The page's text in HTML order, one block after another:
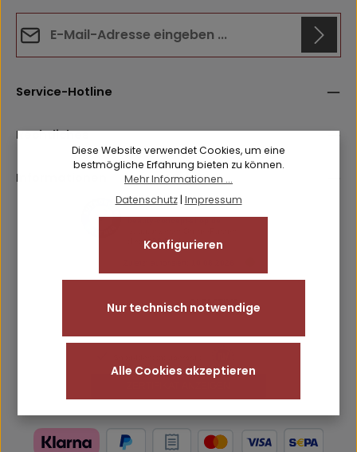
Ich habe dieDatenschutzbestimmungen
einverstanden.
Die mit einem Stern (*) markierten Felder sind
Service-Hotline
Rechtliches
Informationen
Diese Website verwendet Cookies, um eine
bestmögliche Erfahrung bieten zu können.
Mehr Informationen ...
Datenschutz| Impressum
Nur technisch notwendige
Konfigurieren
Alle Cookies akzeptieren